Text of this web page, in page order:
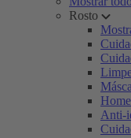
Rosto
Anti-